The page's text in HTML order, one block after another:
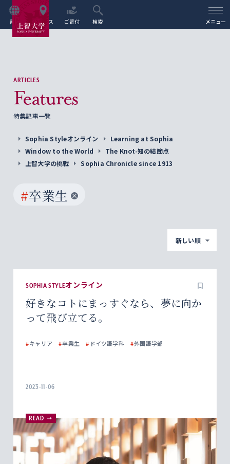
言語 アクセス ご寄付 検索 メニュー
ARTICLES
Features
特集記事一覧
Sophia Styleオンライン
Learning at Sophia
Window to the World
The Knot-知の結節点
上智大学の挑戦
Sophia Chronicle since 1913
#卒業生
新しい順
SOPHIA STYLEオンライン
好きなコトにまっすぐなら、夢に向か
って飛び立てる。
#キャリア #卒業生 # ドイツ語学科 #外国語学部
2023-11-06
READ